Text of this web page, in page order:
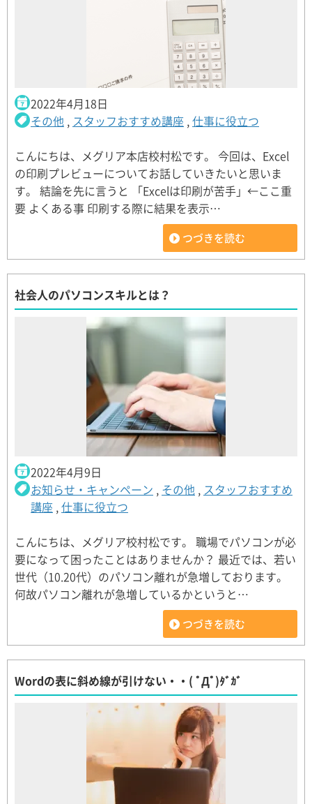
2022年4月18日
その他 , スタッフおすすめ講座 ,仕事に役立つ
こんにちは、メグリア本店校村松です。 今回は、Excel
の印刷プレビューについてお話していきたいと思いま
す。 結論を先に言うと 「Excelは印刷が苦手」←ここ重
要 よくある事 印刷する際に結果を表示…
つづきを読む
社会人のパソコンスキルとは？
2022年4月9日
お知らせ・キャンペーン , その他 , スタッフおすすめ
講座 ,仕事に役立つ
こんにちは、メグリア校村松です。 職場でパソコンが必
要になって困ったことはありませんか？ 最近では、若い
世代（10.20代）のパソコン離れが急増しております。
何故パソコン離れが急増しているかというと…
つづきを読む
Wordの表に斜め線が引けない・・( ﾟДﾟ)ﾀﾞｶﾞ